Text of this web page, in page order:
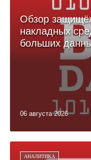
Обзор
накладных
больших
06 августа 2026
АНАЛИТИКА